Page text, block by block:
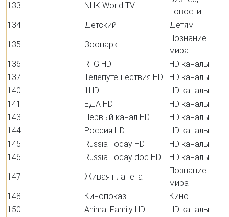
133
NHK World TV
новости
134
Детский
Детям
135
Зоопарк
Познание
мира
136
RTG HD
HD каналы
137
Телепутешествия HD
HD каналы
140
1HD
HD каналы
141
ЕДА HD
HD каналы
143
Первый канал HD
HD каналы
144
Россия HD
HD каналы
145
Russia Today HD
HD каналы
146
Russia Today doc HD
HD каналы
147
Живая планета
Познание
мира
148
Кинопоказ
Кино
150
Animal Family HD
HD каналы